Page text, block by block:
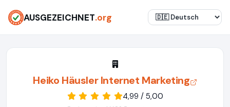
AUSGEZEICHNET.org
Heiko Häusler Internet Marketing
4,99 / 5,00